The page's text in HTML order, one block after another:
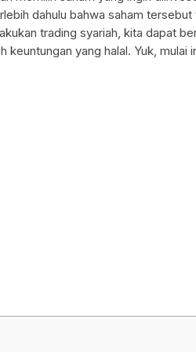
dahulu bahwa saham tersebut
trading syariah, kita dapat
keuntungan yang halal. Yuk, mulai